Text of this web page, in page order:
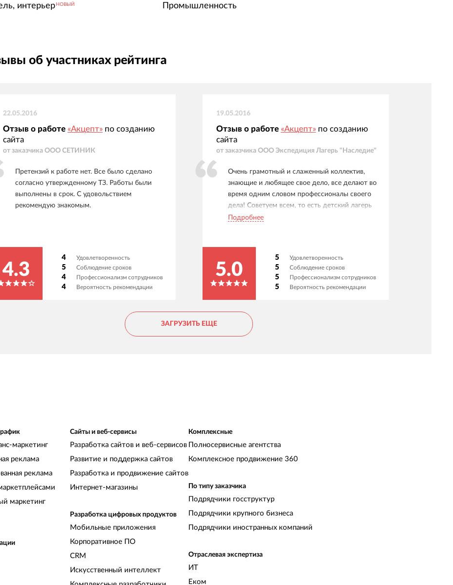
интерьер НОВЫЙ Промышленность
об участниках рейтинга
22.05.2016
Отзыв о работе «Акцепт»по созданию
сайта
от заказчика ООО СЕТИНИК
Претензий к работе нет. Все было сделано
согласно утвержденному ТЗ. Работы были
выполнены в срок. С удовольствием
рекомендую знакомым.
4.3
4 Удовлетворенность
5 Соблюдение сроков
4 Профессионализм сотрудников
4 Вероятность рекомендации
19.05.2016
Отзыв о работе «Акцепт»по созданию
сайта
от заказчика ООО Экспедиция Лагерь "Наследие"
Очень грамотный и слаженный коллектив,
знающие и любящее свое дело, все делают во
время одним словом профессионалы своего
дела! Советуем всем, то есть детский лагерь
"Наследие" рекомендует IT-компанию Акцепт-
либо требованиям Вам в IT-компанию Акцепт-
У тут делают правильно!!!
Подробнее
5.0
5 Удовлетворенность
5 Соблюдение сроков
5 Профессионализм сотрудников
5 Вероятность рекомендации
ЗАГРУЗИТЬ ЕЩЕ
маркетинг
реклама
реклама
маркетинг
Сайты и веб-сервисы
Разработка сайтов и веб-сервисов
Развитие и поддержка сайтов
Разработка и продвижение сайтов
Интернет-магазины
Разработка цифровых продуктов
Мобильные приложения
Корпоративное ПО
CRM
Искусственный интеллект
Комплексные
Полносервисные агентства
Комплексное продвижение 360
По типу заказчика
Подрядчики госструктур
Подрядчики крупного бизнеса
Подрядчики иностранных компаний
Отраслевая экспертиза
ИТ
Еком